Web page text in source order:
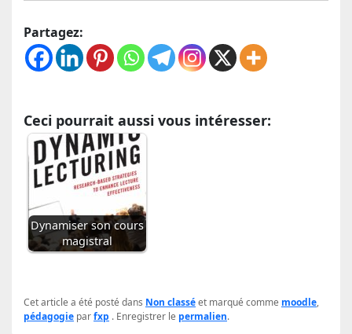
Partagez:
Ceci pourrait aussi vous intéresser:
Dynamiser son cours
magistral
Cet article a été posté dans Non classéet marqué comme moodle,
pédagogie parfxp . Enregistrer le permalien.